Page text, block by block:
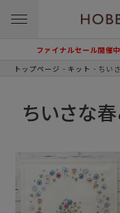
ファイナルセール開催
トップページ キット ちい
ちいさな